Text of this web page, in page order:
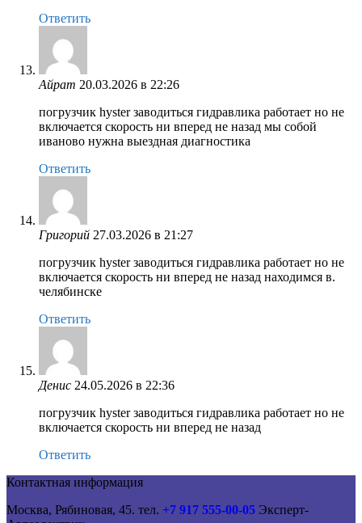
Ответить
Айрат 20.03.2026 в 22:26
погрузчик hyster заводиться гидравлика работает но не
включается скорость ни вперед не назад мы собой
иваново нужна выездная диагностика
Ответить
Григорий 27.03.2026 в 21:27
погрузчик hyster заводиться гидравлика работает но не
включается скорость ни вперед не назад находимся в.
челябинске
Ответить
Денис 24.05.2026 в 22:36
погрузчик hyster заводиться гидравлика работает но не
включается скорость ни вперед не назад
Ответить
Контактная информация
Москва, Рябиновая, 45. тел. +7 917 555-00-05 Эксперт-